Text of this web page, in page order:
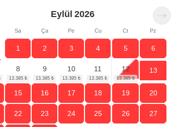
Eylül 2026
Sa Ça Pe Cu Ct Pz
1 2 3 4 5 6
8 9 10 11 12 13
15 16 17 18 19 20
22 23 24 25 26 27